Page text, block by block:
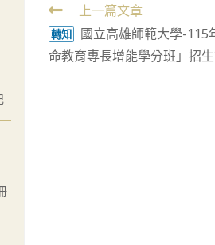
Read
more
articles
上一篇文章
轉知
國立高雄師範大學-115
命教育專長增能學分班」招